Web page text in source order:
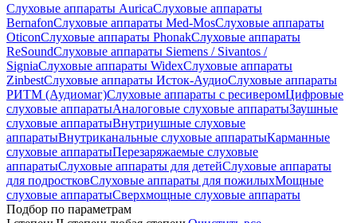
Слуховые аппараты AuricaСлуховые аппараты
BernafonСлуховые аппараты Med-MosСлуховые аппараты
OticonСлуховые аппараты PhonakСлуховые аппараты
ReSoundСлуховые аппараты Siemens / Sivantos /
SigniaСлуховые аппараты WidexСлуховые аппараты
ZinbestСлуховые аппараты Исток-АудиоСлуховые аппараты
РИТМ (Аудиомаг)Слуховые аппараты с ресиверомЦифровые
слуховые аппаратыАналоговые слуховые аппаратыЗаушные
слуховые аппаратыВнутриушные слуховые
аппаратыВнутриканальные слуховые аппаратыКарманные
слуховые аппаратыПерезаряжаемые слуховые
аппаратыСлуховые аппараты для детейСлуховые аппараты
для подростковСлуховые аппараты для пожилыхМощные
слуховые аппаратыСверхмощные слуховые аппараты
Подбор по параметрам